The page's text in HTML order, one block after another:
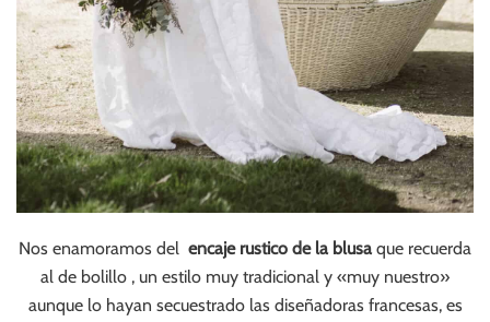
Nos enamoramos del encaje rustico de la blusaque recuerda
al de bolillo , un estilo muy tradicional y «muy nuestro»
aunque lo hayan secuestrado las diseñadoras francesas, es